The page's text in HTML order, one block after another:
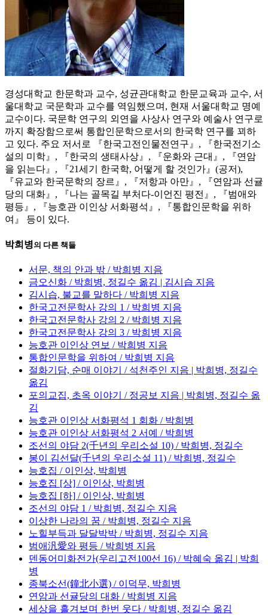
경성대학교 한문학과 교수, 성균관대학교 한문교육과 교수, 서
울대학교 국문학과 교수를 역임했으며, 현재 서울대학교 명예
교수이다. 국문학 연구의 외연을 사상사 연구와 예술사 연구로
까지 확장함으로써 통합인문학으로서의 한국학 연구를 꾀하
고 있다. 주요 저서로 『한국고전인물전연구』, 『한국전기소
설의 미학』, 『한국의 생태사상』, 『운화와 근대』, 『연암
을 읽는다』, 『21세기 한국학, 어떻게 할 것인가』(공저),
『유교와 한국문학의 장르』, 『저항과 아만』, 『연암과 선귤
당의 대화』, 『나는 골목길 부처다-이언진 평전』, 『범애와
평등』, 『능호관 이인상 서화평석』, 『통합인문학을 위하
여』 등이 있다.
박희병의 다른 책들
서문, 책의 안과 밖 / 박희병 지음
금오신화 / 박희병, 정길수 옮김 | 김시습 지음
김시습, 불교를 말하다 / 박희병 지음
한국고전문학사 강의 1 / 박희병 지음
한국고전문학사 강의 2 / 박희병 지음
한국고전문학사 강의 3 / 박희병 지음
능호관 이인상 연보 / 박희병 지음
통합인문학을 위하여 / 박희병 지음
절화기담, 순매 이야기 / 석천주인 지음 | 박희병, 정길수
옮김
포의교집, 초옥 이야기 / 정공보 지음 | 박희병, 정길수 옮
김
능호관 이인상 서화평석 1 회화 / 박희병
능호관 이인상 서화평석 2 서예 / 박희병
조선의 야담 2(千년의 우리소설 10) / 박희병, 정길수
봉이 김선달(千년의 우리소설 11) / 박희병, 정길수
능호집 / 이인상, 박희병
능호집 [상] / 이인상, 박희병
능호집 [하] / 이인상, 박희병
조선의 야담 1 / 박희병, 정길수 지음
이상한 나라의 꿈 / 박희병, 정길수 지음
노힐부득과 달달박박 / 박희병, 정길수 지음
범애汎愛와 평등 / 박희병 지음
덴동어미화전가(우리고전100선 16) / 박혜숙 옮김 | 박희
병
종북소선(鐘北小選) / 이덕무, 박희병
연암과 선귤당의 대화 / 박희병 지음
세상을 흘겨보며 한번 웃다 / 박희병, 정길수 옮김